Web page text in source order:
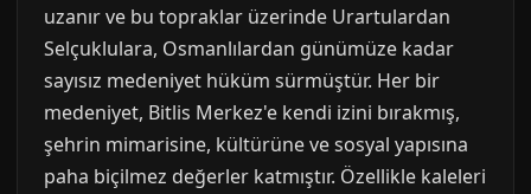
uzanır ve bu topraklar üzerinde Urartulardan
Selçuklulara, Osmanlılardan günümüze kadar
sayısız medeniyet hüküm sürmüştür. Her bir
medeniyet, Bitlis Merkez'e kendi izini bırakmış,
şehrin mimarisine, kültürüne ve sosyal yapısına
paha biçilmez değerler katmıştır. Özellikle kaleleri